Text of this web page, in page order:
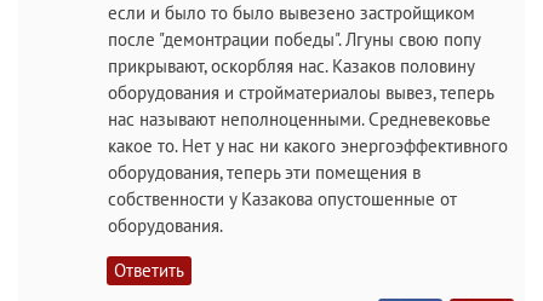
если и было то было вывезено застройщиком
после "демонтрации победы". Лгуны свою попу
прикрывают, оскорбляя нас. Казаков половину
оборудования и стройматериалоы вывез, теперь
нас называют неполноценными. Средневековье
какое то. Нет у нас ни какого энергоэффективного
оборудования, теперь эти помещения в
собственности у Казакова опустошенные от
оборудования.
Ответить